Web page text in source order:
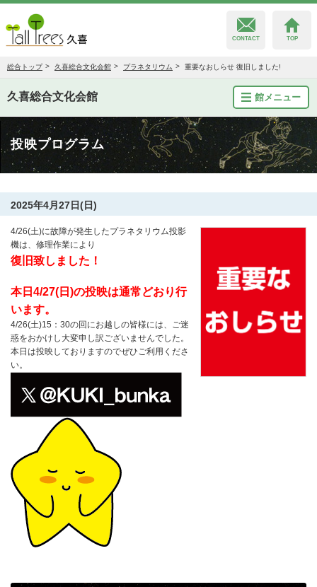
TOP
CONTACT
総合トップ 久喜総合文化会館 プラネタリウム 重要なおしらせ 復旧しました!
久喜総合文化会館 館メニュー
投映プログラム
2025年4月27日(日)
4/26(土)に故障が発生したプラネタリウム投影
機は、修理作業により
復旧致しました！
本日4/27(日)の投映は通常どおり行
います。
4/26(土)15：30の回にお越しの皆様には、ご迷
惑をおかけし大変申し訳ございませんでした。
本日は投映しておりますのでぜひご利用くださ
い。
久喜総合文化会館
菖蒲文化会館
栗橋文化会館